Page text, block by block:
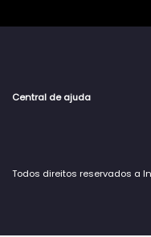
Central de ajuda
Todos direitos reservados a